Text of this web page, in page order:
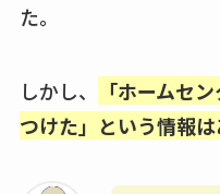
た。
しかし、
「ホームセ
つけた」という情報